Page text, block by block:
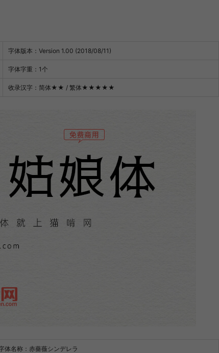
字体版本：Version 1.00 (2018/08/11)
字体字重：1个
收录汉字：简体★★ / 繁体★★★★★
体名称：赤薔薇シンデレラ